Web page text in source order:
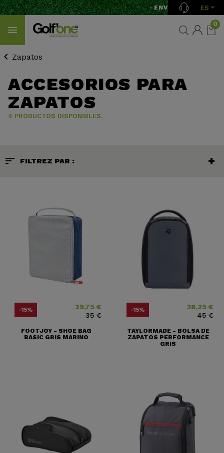
ENVÍO GRATIS A
ES
0
Zapatos
ACCESORIOS PARA
ZAPATOS
4 PRODUCTOS DISPONIBLES.
sort FILTREZ PAR :
-15% Precio29,75 €
Precio base
35 €
FOOTJOY - SHOE BAG
BASIC GRIS MARINO
-15% Precio38,25 €
Precio base
45 €
TAYLORMADE - BOLSA DE
ZAPATOS PERFORMANCE
GRIS